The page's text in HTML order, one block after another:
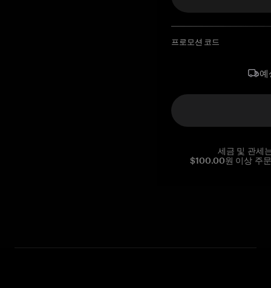
프로모션 코드
예
세금 및 관세
$100.00원 이상 주